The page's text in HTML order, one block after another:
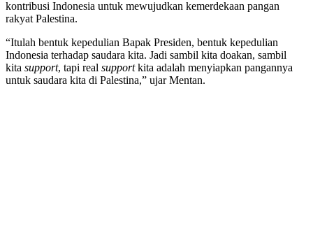
kontribusi Indonesia untuk mewujudkan kemerdekaan pangan
rakyat Palestina.
“Itulah bentuk kepedulian Bapak Presiden, bentuk kepedulian
Indonesia terhadap saudara kita. Jadi sambil kita doakan, sambil
kita support, tapi real supportkita adalah menyiapkan pangannya
untuk saudara kita di Palestina,” ujar Mentan.